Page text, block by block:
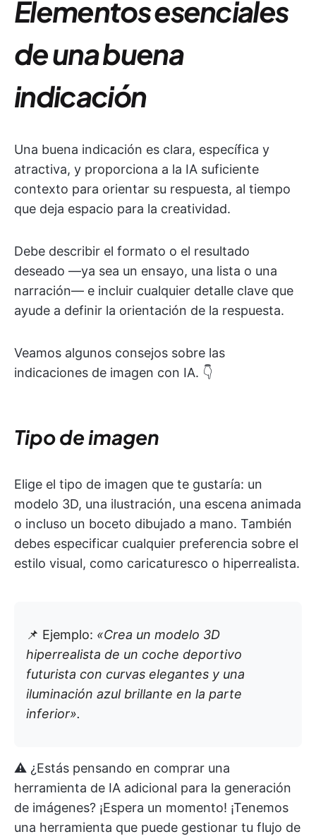
Elementos esenciales
de una buena
indicación
Una buena indicación es clara, específica y
atractiva, y proporciona a la IA suficiente
contexto para orientar su respuesta, al tiempo
que deja espacio para la creatividad.
Debe describir el formato o el resultado
deseado —ya sea un ensayo, una lista o una
narración— e incluir cualquier detalle clave que
ayude a definir la orientación de la respuesta.
Veamos algunos consejos sobre las
indicaciones de imagen con IA. 👇
Tipo de imagen
Elige el tipo de imagen que te gustaría: un
modelo 3D, una ilustración, una escena animada
o incluso un boceto dibujado a mano. También
debes especificar cualquier preferencia sobre el
estilo visual, como caricaturesco o hiperrealista.
📌 Ejemplo: «Crea un modelo 3D
hiperrealista de un coche deportivo
futurista con curvas elegantes y una
iluminación azul brillante en la parte
inferior».
⚠️ ¿Estás pensando en comprar una
herramienta de IA adicional para la generación
de imágenes? ¡Espera un momento! ¡Tenemos
una herramienta que puede gestionar tu flujo de